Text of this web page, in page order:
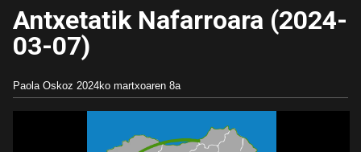
Antxetatik Nafarroara (2024-
03-07)
Paola Oskoz 2024ko martxoaren 8a